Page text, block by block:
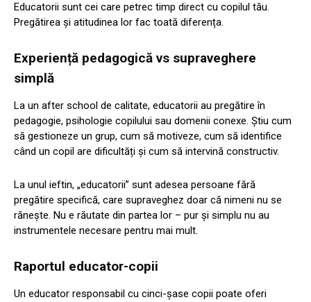
Educatorii sunt cei care petrec timp direct cu copilul tău.
Pregătirea și atitudinea lor fac toată diferența.
Experiență pedagogică vs supraveghere
simplă
La un after school de calitate, educatorii au pregătire în
pedagogie, psihologie copilului sau domenii conexe. Știu cum
să gestioneze un grup, cum să motiveze, cum să identifice
când un copil are dificultăți și cum să intervină constructiv.
La unul ieftin, „educatorii” sunt adesea persoane fără
pregătire specifică, care supraveghez doar că nimeni nu se
rănește. Nu e răutate din partea lor – pur și simplu nu au
instrumentele necesare pentru mai mult.
Raportul educator-copii
Un educator responsabil cu cinci-șase copii poate oferi